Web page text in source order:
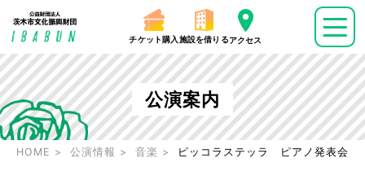
チケット購入 施設を借りるアクセス
公演案内
HOME 公演情報 音楽 ピッコラステッラ ピアノ発表会